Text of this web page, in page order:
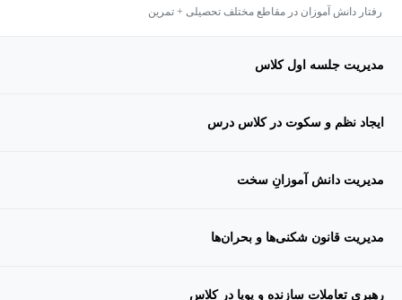
رفتار دانش آموزان در مقاطع مختلف تحصیلی + تمرین
مدیریت جلسه اول کلاس
ایجاد نظم و سکوت در کلاس درس
مدیریت دانش آموزانِ سخت
مدیریت قانون شکنی‌ها و بحران‌ها
رهبری تعاملات سازنده و پویا در کلاس